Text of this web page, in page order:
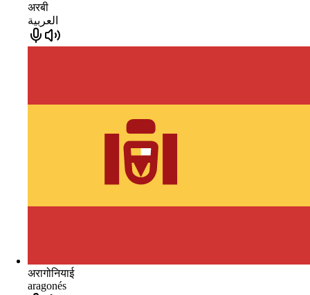
अरबी
العربية
अरागोनियाई
aragonés